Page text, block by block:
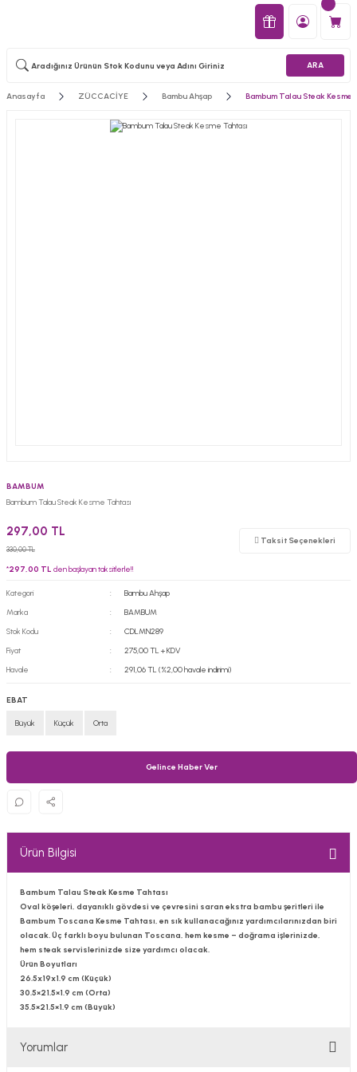
ARA
Anasayfa ZÜCCACİYE Bambu Ahşap Bambum Talau Steak Kesme
BAMBUM
Bambum Talau Steak Kesme Tahtası
297,00 TL
330,00 TL
Taksit Seçenekleri
*297,00 TL den başlayan taksitlerle!!
Kategori
Bambu Ahşap
Marka
BAMBUM
Stok Kodu
CDLMN289
Fiyat
275,00 TL + KDV
Havale
291,06 TL (%2,00 havale indirimi)
EBAT
Büyük Küçük Orta
Gelince Haber Ver
Ürün Bilgisi
Bambum Talau Steak Kesme Tahtası
Oval köşeleri, dayanıklı gövdesi ve çevresini saran ekstra bambu şeritleri ile
Bambum Toscana Kesme Tahtası, en sık kullanacağınız yardımcılarınızdan biri
olacak. Üç farklı boyu bulunan Toscana, hem kesme – doğrama işlerinizde,
hem steak servislerinizde size yardımcı olacak.
Ürün Boyutları
26.5x19x1.9 cm (Küçük)
30.5×21.5×1.9 cm (Orta)
35.5×21.5×1.9 cm (Büyük)
Yorumlar